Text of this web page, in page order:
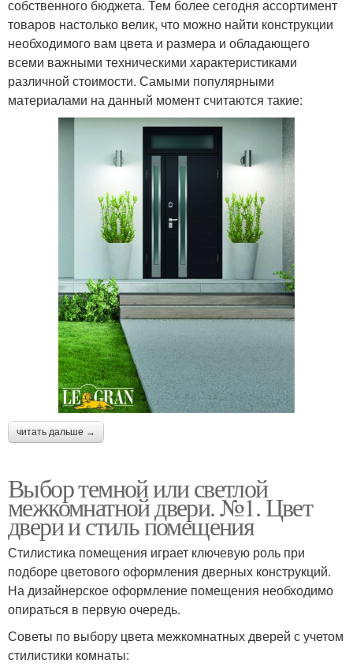
собственного бюджета. Тем более сегодня ассортимент
товаров настолько велик, что можно найти конструкции
необходимого вам цвета и размера и обладающего
всеми важными техническими характеристиками
различной стоимости. Самыми популярными
материалами на данный момент считаются такие:
читать дальше →
Выбор темной или светлой
межкомнатной двери. №1. Цвет
двери и стиль помещения
Стилистика помещения играет ключевую роль при
подборе цветового оформления дверных конструкций.
На дизайнерское оформление помещения необходимо
опираться в первую очередь.
Советы по выбору цвета межкомнатных дверей с учетом
стилистики комнаты: